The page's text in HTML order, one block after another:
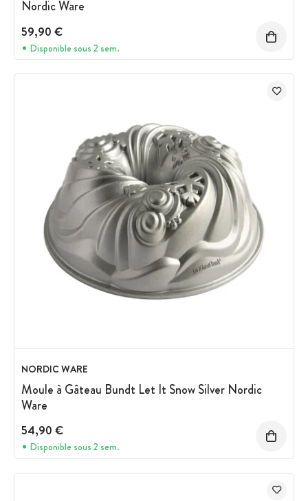
Nordic Ware
59,90 €
Disponible sous 2 sem.
NORDIC WARE
Moule à Gâteau Bundt Let It Snow Silver Nordic
Ware
54,90 €
Disponible sous 2 sem.